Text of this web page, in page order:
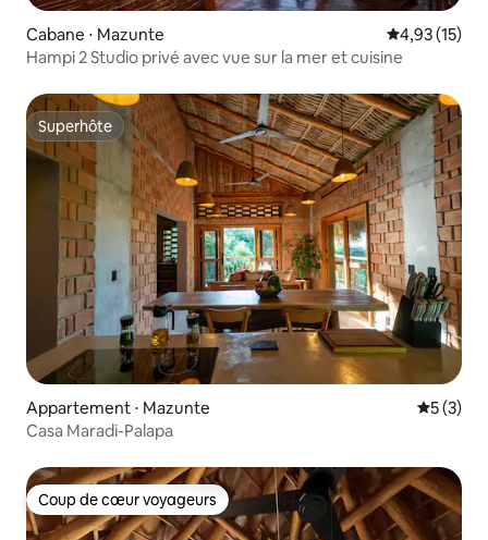
Cabane ⋅ Mazunte Évaluation
4,93 (15)
Hampi 2 Studio privé avec vue sur la mer et cuisine
Superhôte
Superhôte
Appartement ⋅ Mazunte
5 (3)
Casa Maradi-Palapa
Coup de cœur voyageurs
Coup de cœur voyageurs